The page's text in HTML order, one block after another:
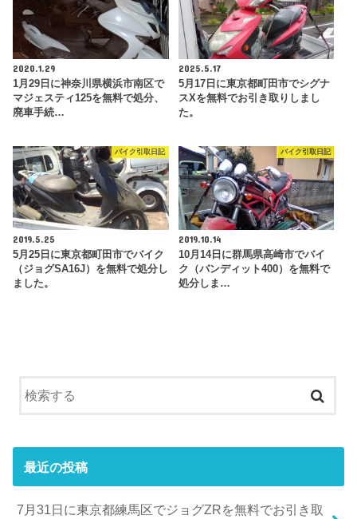
2020.1.29
1月29日に神奈川県横浜市南区で
マジェスティ125を無料で処分、
廃車手続…
2025.5.17
5月17日に東京都町田市でシグナ
スXを無料でお引き取りしまし
た。
バイク引取日記
2019.5.25
5月25日に東京都町田市でバイク
（ジョグSA16J）を無料で処分し
ました。
バイク引取日記
2019.10.14
10月14日に群馬県高崎市でバイ
ク（バンディット400）を無料で
処分しま…
最近の投稿
7月31日に東京都練馬区でジョグZRを無料でお引き取